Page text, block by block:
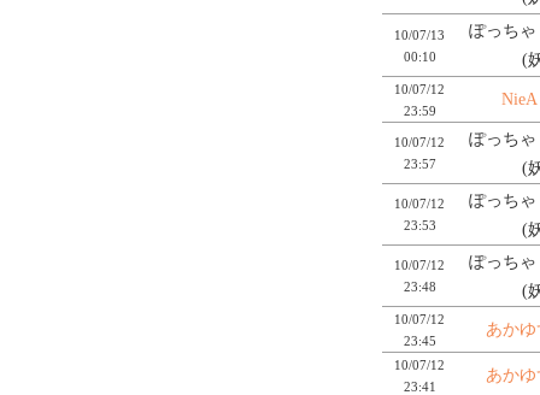
10/07/13
00:10
ぽっちゃ
(
10/07/12
23:59
NieA
10/07/12
23:57
ぽっちゃ
(
10/07/12
23:53
ぽっちゃ
(
10/07/12
23:48
ぽっちゃ
(
10/07/12
23:45
あかゆ
10/07/12
23:41
あかゆ